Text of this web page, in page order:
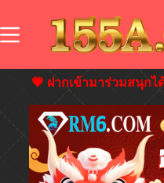
💗 ฝากเข้ามาร่วมสนุกไ